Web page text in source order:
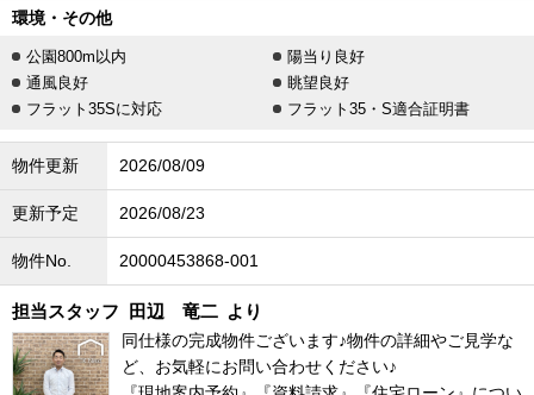
環境・その他
公園800m以内
陽当り良好
通風良好
眺望良好
フラット35Sに対応
フラット35・S適合証明書
物件更新 2026/08/09
更新予定 2026/08/23
物件No. 20000453868-001
担当スタッフ 田辺 竜二 より
同仕様の完成物件ございます♪物件の詳細やご見学な
ど、お気軽にお問い合わせください♪